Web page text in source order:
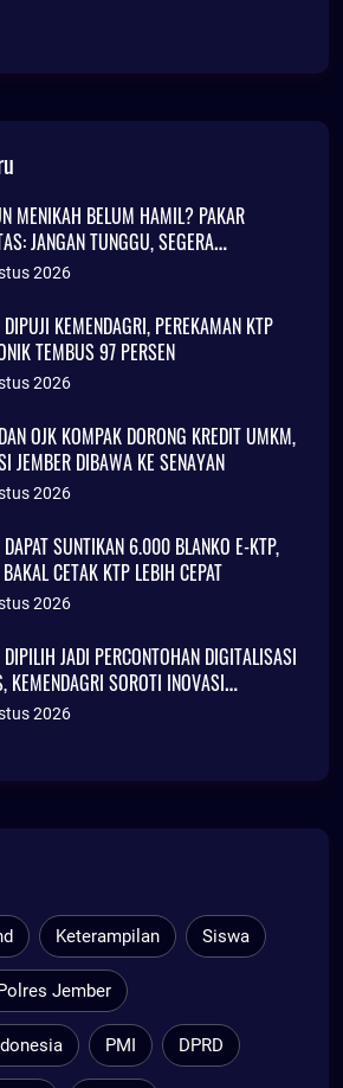
MENIKAH BELUM HAMIL? PAKAR
JANGAN TUNGGU, SEGERA
2026
KEMENDAGRI, PEREKAMAN KTP
ELEKTRONIK TEMBUS 97 PERSEN
2026
OJK KOMPAK DORONG KREDIT UMKM,
JEMBER DIBAWA KE SENAYAN
2026
DAPAT SUNTIKAN 6.000 BLANKO E-KTP,
CETAK KTP LEBIH CEPAT
2026
DIPILIH JADI PERCONTOHAN DIGITALISASI
KEMENDAGRI SOROTI INOVASI
2026
Keterampilan Siswa
Jember
PMI DPRD